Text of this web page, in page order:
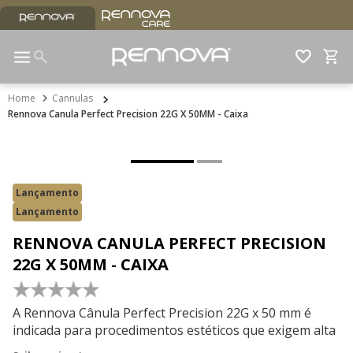
Cannulas
Rennova Canula Perfect Precision 22G X 50MM - Caixa
Lançamento
Lançamento
RENNOVA CANULA PERFECT PRECISION
22G X 50MM - CAIXA
☆☆☆☆☆
A Rennova Cânula Perfect Precision 22G x 50 mm é
indicada para procedimentos estéticos que exigem alta
precisão e controle técnico. Padrão ouro para